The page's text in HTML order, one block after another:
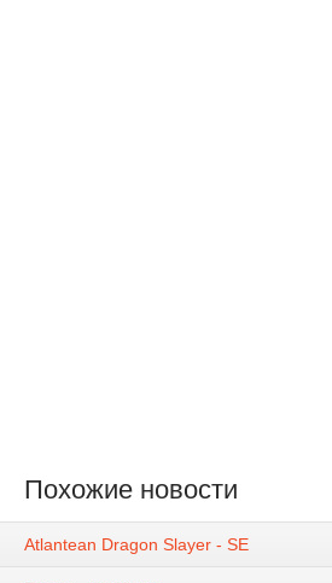
Похожие новости
Atlantean Dragon Slayer - SE